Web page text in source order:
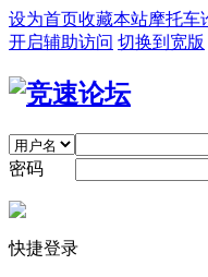
设为首页收藏本站摩托车
开启辅助访问 切换到宽版
密码
快捷登录